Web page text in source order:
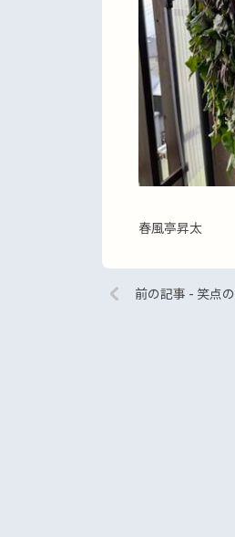
春風亭昇太
前の記事 - 笑点